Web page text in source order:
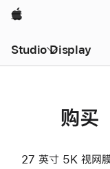
Apple
Studio Display
购买
27 英寸 5K 视网